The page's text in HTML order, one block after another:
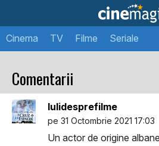
Cinema TV Filme Seriale
Comentarii
Iulidesprefilme
pe 31 Octombrie 2021 17:03
Un actor de origine